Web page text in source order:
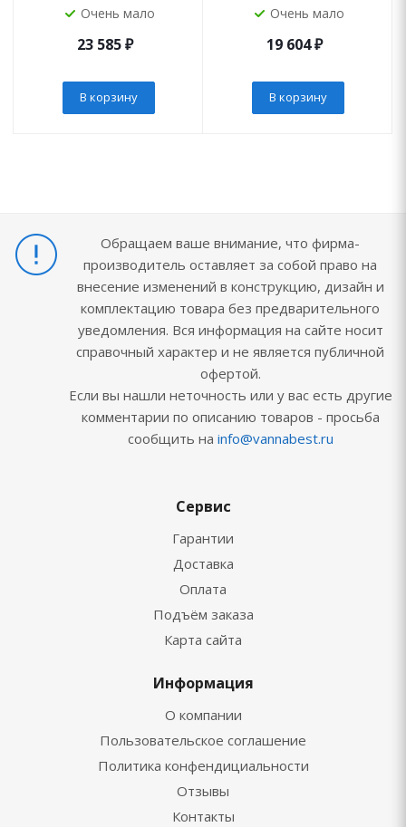
Очень мало
23 585₽
В корзину
Очень мало
19 604₽
В корзину
Обращаем ваше внимание, что фирма-
производитель оставляет за собой право на
внесение изменений в конструкцию, дизайн и
комплектацию товара без предварительного
уведомления. Вся информация на сайте носит
справочный характер и не является публичной
офертой.
Если вы нашли неточность или у вас есть другие
комментарии по описанию товаров - просьба
сообщить на info@vannabest.ru
Сервис
Гарантии
Доставка
Оплата
Подъём заказа
Карта сайта
Информация
О компании
Пользовательское соглашение
Политика конфендициальности
Отзывы
Контакты